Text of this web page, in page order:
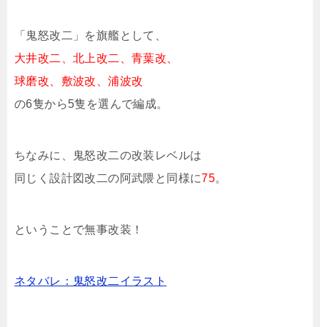
「鬼怒改二」を旗艦として、
大井改二、北上改二、青葉改、
球磨改、敷波改、浦波改
の6隻から5隻を選んで編成。
ちなみに、鬼怒改二の改装レベルは
同じく設計図改二の阿武隈と同様に75。
ということで無事改装！
ネタバレ：鬼怒改二イラスト